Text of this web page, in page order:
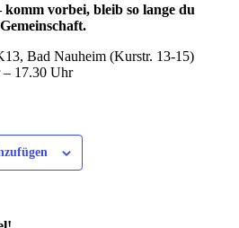
vorbei, bleib so lange du
Bad Nauheim (Kurstr. 13-15)
17.30 Uhr